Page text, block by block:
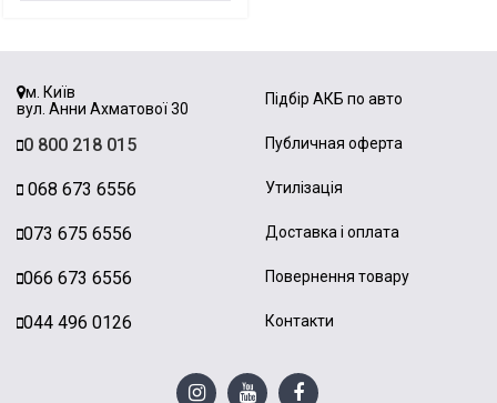
м. Київ
вул. Анни Ахматової 30
0 800 218 015
068 673 6556
073 675 6556
066 673 6556
044 496 0126
Підбір АКБ по авто
Публичная оферта
Утилізація
Доставка і оплата
Повернення товару
Контакти